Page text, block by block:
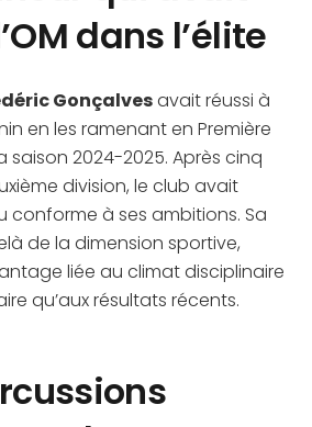
dans l’élite
Gonçalvesavait réussi à
en les ramenant en Première
saison 2024-2025. Après cinq
division, le club avait
conforme à ses ambitions. Sa
de la dimension sportive,
liée au climat disciplinaire
qu’aux résultats récents.